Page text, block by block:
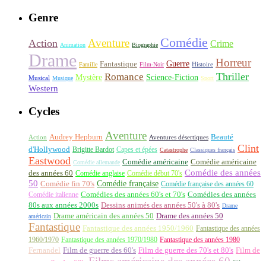
Genre
Action Animation Aventure Biographie Comédie Crime
Drame Famille Fantastique Film-Noir Guerre Histoire Horreur
Musical Musique Mystère Romance Science-Fiction Sport Thriller
Western
Cycles
Action Audrey Hepburn Aventure Aventures désertiques Beauté
d'Hollywood Brigitte Bardot Capes et épées Catastrophe Classiques français Clint
Eastwood Comédie allemande Comédie américaine Comédie américaine
des années 60 Comédie anglaise Comédie début 70's Comédie des années
50 Comédie fin 70's Comédie française Comédie française des années 60
Comédie italienne Comédies des années 60's et 70's Comédies des années
80s aux années 2000s Dessins animés des années 50's à 80's Drame
américain Drame américain des années 50 Drame des années 50
Fantastique Fantastique des années 1950/1960 Fantastique des années
1960/1970 Fantastique des années 1970/1980 Fantastique des années 1980
Fernandel Film de guerre des 60's Film de guerre des 70's et 80's Film de